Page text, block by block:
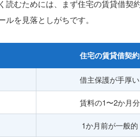
読むためには、まず住宅の賃貸借
を見落としがちです。
住宅の賃貸借契約
借主保護が手厚い
賃料の1〜2か月分
1か月前が一般的